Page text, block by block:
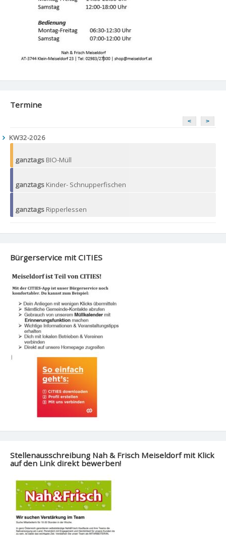
Termine
< >
KW32-2026
ganztags BIO-Müll
ganztags Kinder- Schnupperfischen
ganztags Ripperlessen
Bürgerservice mit CITIES
Stellenausschreibung Nah & Frisch Meiseldorf mit Klick
auf den Link direkt bewerben!